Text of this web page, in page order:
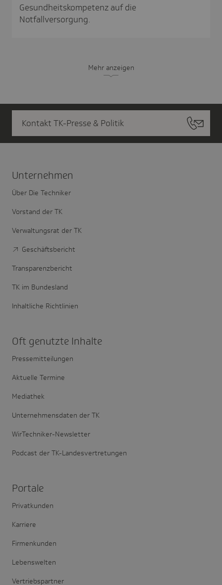
Gesundheitskompetenz auf die
Notfallversorgung.
Mehr anzeigen
Kontakt TK-Presse & Politik
Unter­nehmen
Über Die Techniker
Vorstand der TK
Verwaltungsrat der TK
Geschäftsbericht
Transparenzbericht
TK im Bundesland
Inhaltliche Richtlinien
Oft genutzte Inhalte
Pressemitteilungen
Aktuelle Termine
Mediathek
Unternehmensdaten der TK
WirTechniker-Newsletter
Podcast der TK-Landesvertretungen
Portale
Privatkunden
Karriere
Firmenkunden
Lebenswelten
Vertriebspartner